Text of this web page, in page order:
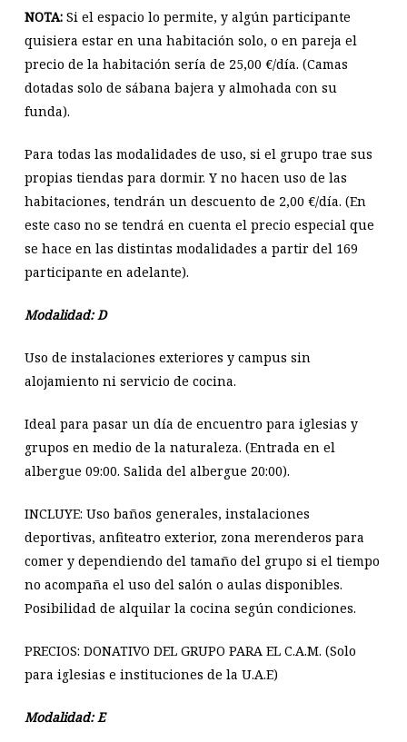
NOTA: Si el espacio lo permite, y algún participante
quisiera estar en una habitación solo, o en pareja el
precio de la habitación sería de 25,00 €/día. (Camas
dotadas solo de sábana bajera y almohada con su
funda).
Para todas las modalidades de uso, si el grupo trae sus
propias tiendas para dormir. Y no hacen uso de las
habitaciones, tendrán un descuento de 2,00 €/día. (En
este caso no se tendrá en cuenta el precio especial que
se hace en las distintas modalidades a partir del 169
participante en adelante).
Modalidad: D
Uso de instalaciones exteriores y campus sin
alojamiento ni servicio de cocina.
Ideal para pasar un día de encuentro para iglesias y
grupos en medio de la naturaleza. (Entrada en el
albergue 09:00. Salida del albergue 20:00).
INCLUYE: Uso baños generales, instalaciones
deportivas, anfiteatro exterior, zona merenderos para
comer y dependiendo del tamaño del grupo si el tiempo
no acompaña el uso del salón o aulas disponibles.
Posibilidad de alquilar la cocina según condiciones.
PRECIOS: DONATIVO DEL GRUPO PARA EL C.A.M. (Solo
para iglesias e instituciones de la U.A.E)
Modalidad: E